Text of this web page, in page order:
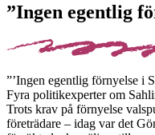
”Ingen egentlig
”’Ingen egentlig förnyelse i
Fyra politikexperter om
Trots krav på förnyelse
företrädare – idag var det